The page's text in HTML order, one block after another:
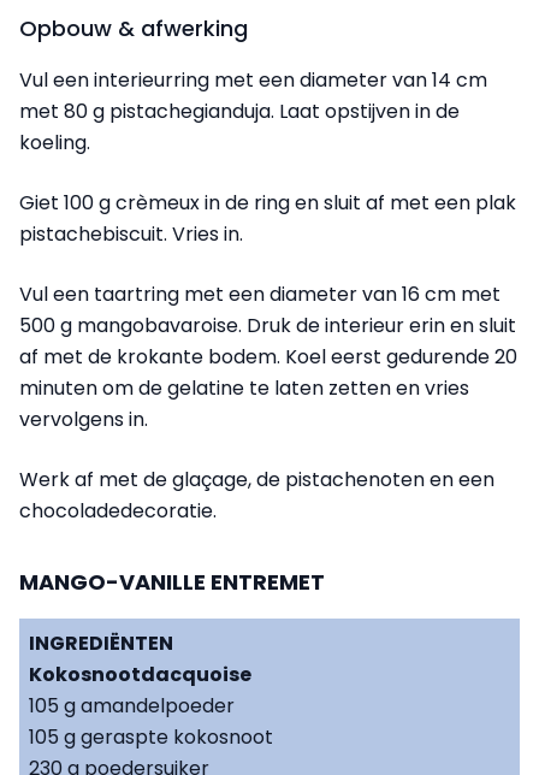
Opbouw & afwerking
Vul een interieurring met een diameter van 14 cm
met 80 g pistachegianduja. Laat opstijven in de
koeling.
Giet 100 g crèmeux in de ring en sluit af met een plak
pistachebiscuit. Vries in.
Vul een taartring met een diameter van 16 cm met
500 g mangobavaroise. Druk de interieur erin en sluit
af met de krokante bodem. Koel eerst gedurende 20
minuten om de gelatine te laten zetten en vries
vervolgens in.
Werk af met de glaçage, de pistachenoten en een
chocoladedecoratie.
MANGO-VANILLE ENTREMET
INGREDIËNTEN
Kokosnootdacquoise
105 g amandelpoeder
105 g geraspte kokosnoot
230 g poedersuiker